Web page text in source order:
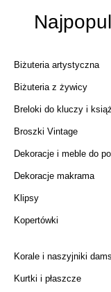
Biżuteria artystyczna
Biżuteria z żywicy
Breloki do kluczy i
Broszki Vintage
Dekoracje i meble do
Dekoracje makrama
Klipsy
Kopertówki
Korale i naszyjniki
Kurtki i płaszcze